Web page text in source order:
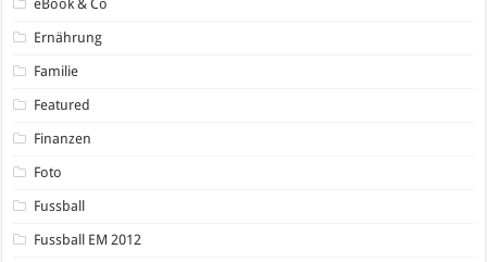
eBook & Co
Ernährung
Familie
Featured
Finanzen
Foto
Fussball
Fussball EM 2012